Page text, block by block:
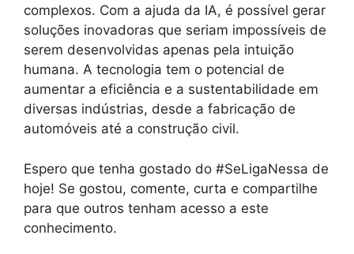
complexos. Com a ajuda da IA, é possível gerar
soluções inovadoras que seriam impossíveis de
serem desenvolvidas apenas pela intuição
humana. A tecnologia tem o potencial de
aumentar a eficiência e a sustentabilidade em
diversas indústrias, desde a fabricação de
automóveis até a construção civil.
Espero que tenha gostado do #SeLigaNessa de
hoje! Se gostou, comente, curta e compartilhe
para que outros tenham acesso a este
conhecimento.